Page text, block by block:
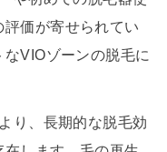
価が寄せられてい
VIOゾーンの脱毛に
り、長期的な脱毛効